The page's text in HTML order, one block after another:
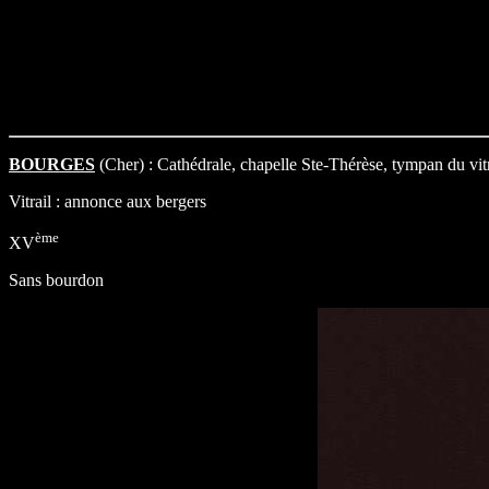
BOURGES (Cher) : Cathédrale, chapelle Ste-Thérèse, tympan du
Vitrail : annonce aux bergers
XVème
Sans bourdon